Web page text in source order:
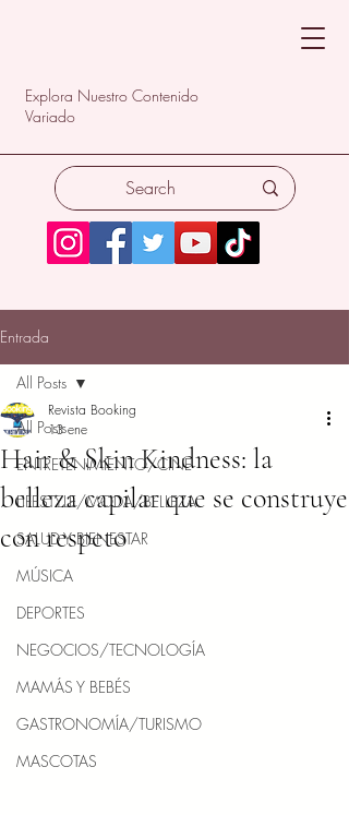
Explora Nuestro Contenido
Variado
Entrada
All Posts
ENTRETENIMIENTO/CINE
LIFESTYLE/MODA/BELLEZA
SALUD Y BIENESTAR
MÚSICA
DEPORTES
NEGOCIOS/TECNOLOGÍA
MAMÁS Y BEBÉS
GASTRONOMÍA/TURISMO
MASCOTAS
All Posts
Hair & Skin Kindness: la
belleza capilar que se construye
con respeto
Revista Booking
13 ene